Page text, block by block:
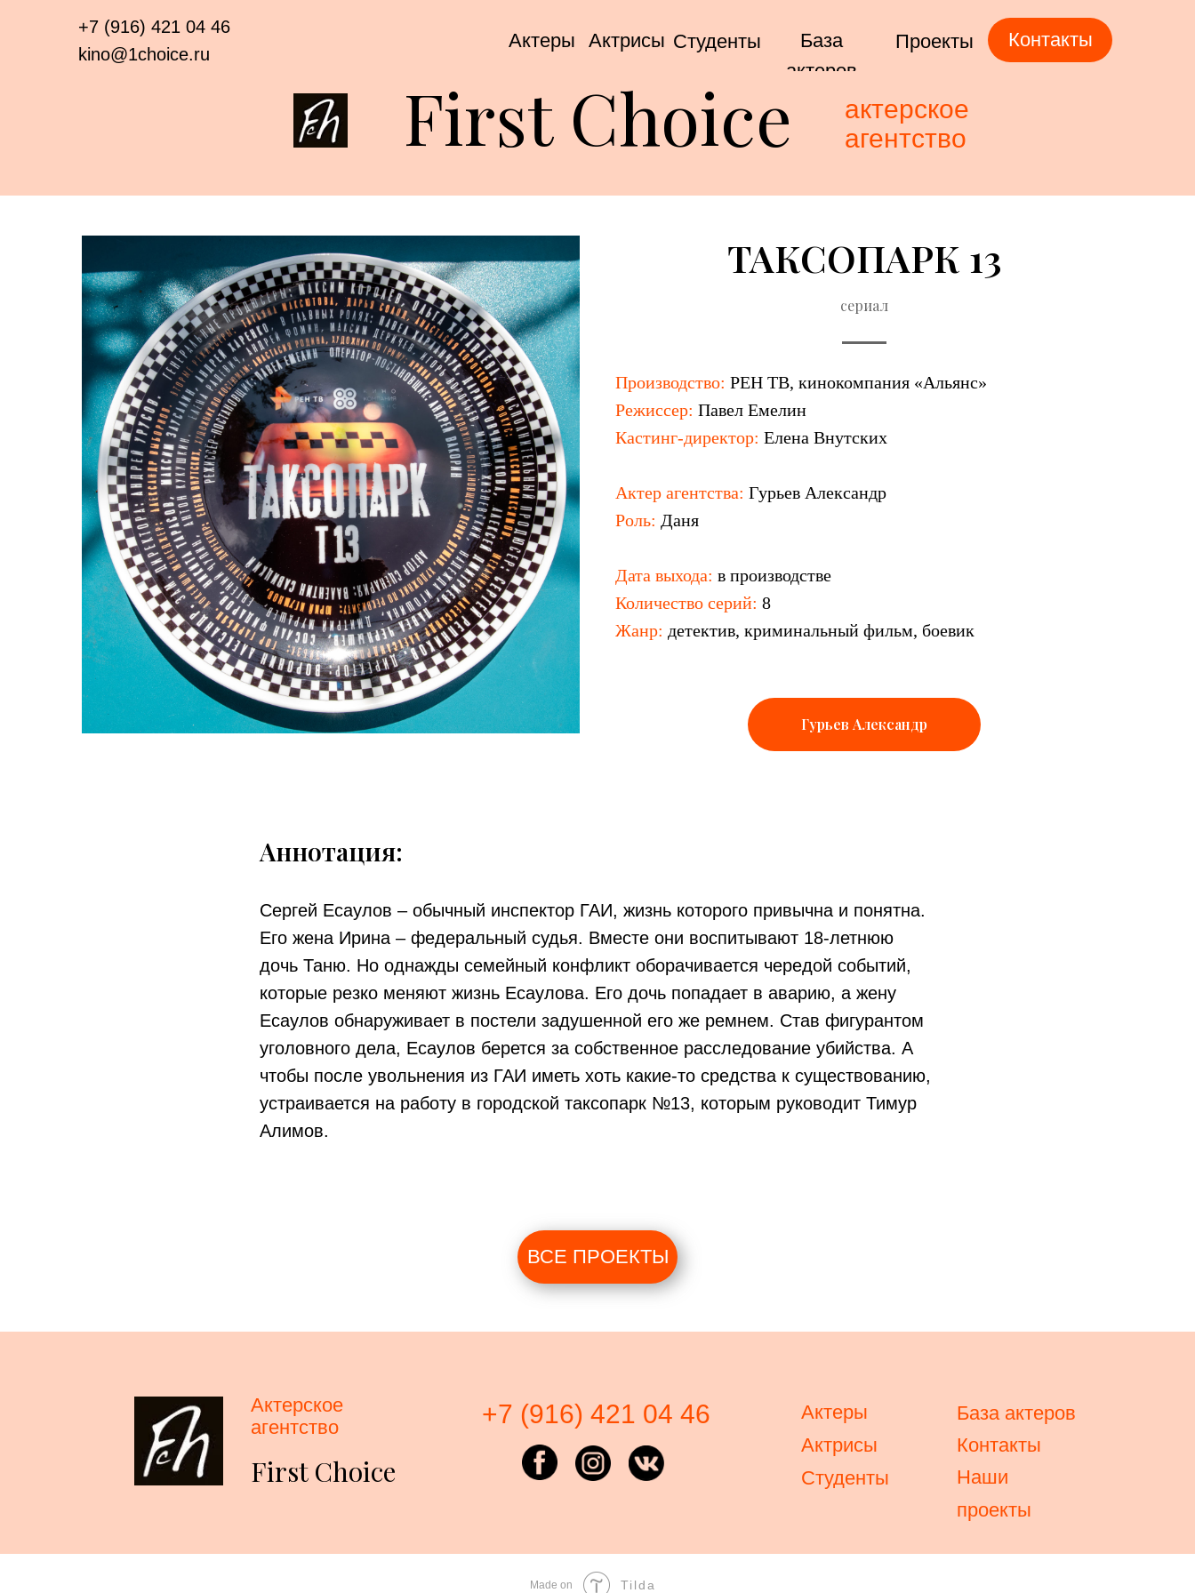
Актеры Актрисы
База
актеров
Студенты Проекты Контакты
+7 (916) 421 04 46
kino@1choice.ru
актерское
агентство
First Choice
ТАКСОПАРК 13
сериал
Производство: РЕН ТВ, кинокомпания «Альянс»
Режиссер: Павел Емелин
Кастинг-директор: Елена Внутских
Актер агентства: Гурьев Александр
Роль: Даня
Дата выхода: в производстве
Количество серий: 8
Жанр: детектив, криминальный фильм, боевик
Гурьев Александр
Аннотация:
Сергей Есаулов – обычный инспектор ГАИ, жизнь которого привычна и понятна.
Его жена Ирина – федеральный судья. Вместе они воспитывают 18-летнюю
дочь Таню. Но однажды семейный конфликт оборачивается чередой событий,
которые резко меняют жизнь Есаулова. Его дочь попадает в аварию, а жену
Есаулов обнаруживает в постели задушенной его же ремнем. Став фигурантом
уголовного дела, Есаулов берется за собственное расследование убийства. А
чтобы после увольнения из ГАИ иметь хоть какие-то средства к существованию,
устраивается на работу в городской таксопарк №13, которым руководит Тимур
Алимов.
ВСЕ ПРОЕКТЫ
Актерское
агентство
First Choice
+7 (916) 421 04 46 База актеров
Актеры
Актрисы
Студенты
Контакты
Наши
проекты
Made on Tilda